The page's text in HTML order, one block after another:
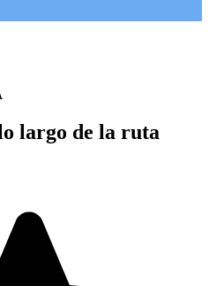
largo de la ruta